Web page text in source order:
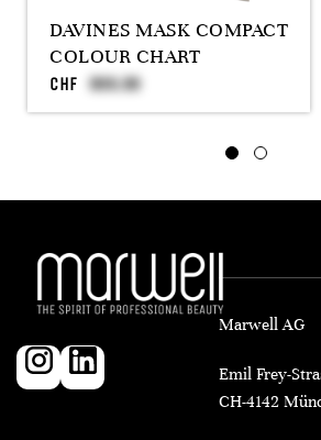
DAVINES MASK COMPACT
COLOUR CHART
CHF
Marwell AG
Emil Frey-
CH-4142